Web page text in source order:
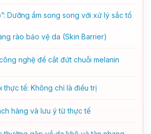
Dưỡng ẩm song song với xử lý sắc tố
rào bảo vệ da (Skin Barrier)
nghệ để cắt đứt chuỗi melanin
thực tế: Không chỉ là điều trị
hàng và lưu ý từ thực tế